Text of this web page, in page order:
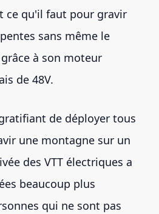
ce qu'il faut pour gravir
sans même le
à son moteur
de 48V.
de déployer tous
une montagne sur un
des VTT électriques a
beaucoup plus
qui ne sont pas